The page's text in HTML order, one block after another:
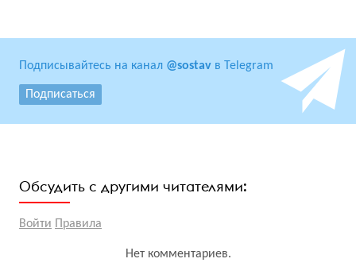
Подписывайтесь на канал @sostav в Telegram
Подписаться
Обсудить с другими читателями:
Войти Правила
Нет комментариев.